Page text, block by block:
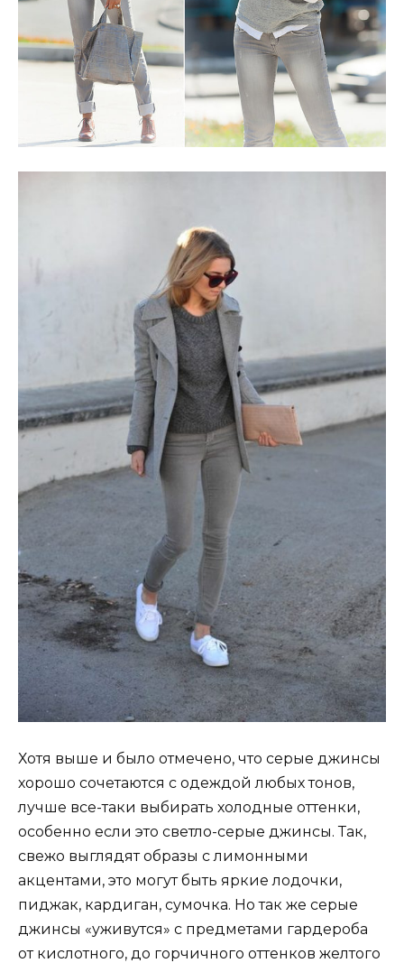
Хотя выше и было отмечено, что серые джинсы
хорошо сочетаются с одеждой любых тонов,
лучше все-таки выбирать холодные оттенки,
особенно если это светло-серые джинсы. Так,
свежо выглядят образы с лимонными
акцентами, это могут быть яркие лодочки,
пиджак, кардиган, сумочка. Но так же серые
джинсы «уживутся» с предметами гардероба
от кислотного, до горчичного оттенков желтого